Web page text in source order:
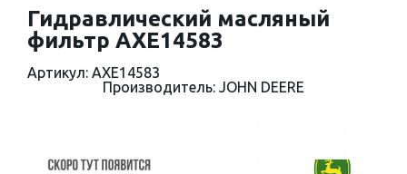
Гидравлический масляный
фильтр AXE14583
Артикул: AXE14583
Производитель: JOHN DEERE